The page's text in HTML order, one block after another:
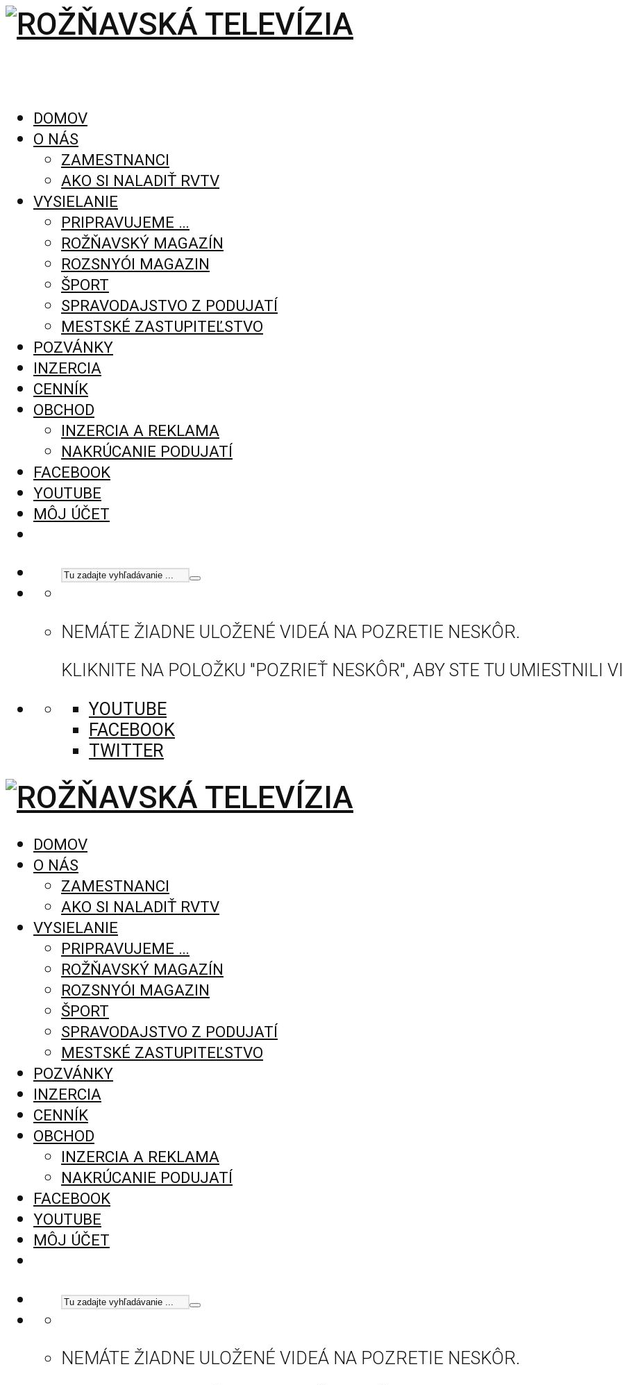
DOMOV
O NÁS
ZAMESTNANCI
AKO SI NALADIŤ RVTV
VYSIELANIE
PRIPRAVUJEME …
ROŽŇAVSKÝ MAGAZÍN
ROZSNYÓI MAGAZIN
ŠPORT
SPRAVODAJSTVO Z PODUJATÍ
MESTSKÉ ZASTUPITEĽSTVO
POZVÁNKY
INZERCIA
CENNÍK
OBCHOD
INZERCIA A REKLAMA
NAKRÚCANIE PODUJATÍ
FACEBOOK
YOUTUBE
MÔJ ÚČET
NEMÁTE ŽIADNE ULOŽENÉ VIDEÁ NA POZRETIE NESKÔR.
KLIKNITE NA POLOŽKU "POZRIEŤ NESKÔR", ABY STE TU UMIESTNILI
YOUTUBE
FACEBOOK
TWITTER
DOMOV
O NÁS
ZAMESTNANCI
AKO SI NALADIŤ RVTV
VYSIELANIE
PRIPRAVUJEME …
ROŽŇAVSKÝ MAGAZÍN
ROZSNYÓI MAGAZIN
ŠPORT
SPRAVODAJSTVO Z PODUJATÍ
MESTSKÉ ZASTUPITEĽSTVO
POZVÁNKY
INZERCIA
CENNÍK
OBCHOD
INZERCIA A REKLAMA
NAKRÚCANIE PODUJATÍ
FACEBOOK
YOUTUBE
MÔJ ÚČET
NEMÁTE ŽIADNE ULOŽENÉ VIDEÁ NA POZRETIE NESKÔR.